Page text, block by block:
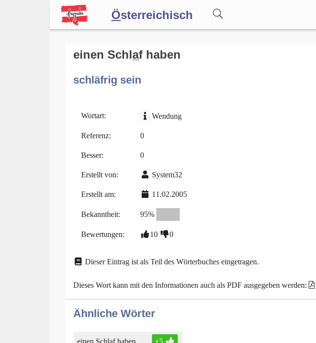
Österreichisch
Forum
Blog
einen Schla̲f haben
schläfrig sein
Wortart: Wendung
Referenz: 0
Besser: 0
Erstellt von: System32
Erstellt am: 11.02.2005
Bekanntheit: 95%
Bewertungen: 10 0
Dieser Eintrag ist als Teil des Wörterbuches eingetragen.
Dieses Wort kann mit den Informationen auch als PDF ausgegeben werden:
Ähnliche Wörter